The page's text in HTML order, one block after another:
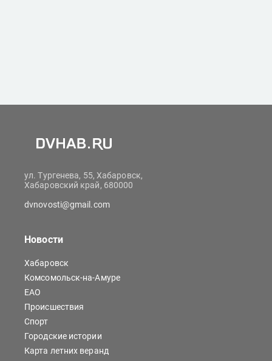
ул. Тургенева, 55, Хабаровск,
Хабаровский край, 680000
dvnovosti@gmail.com
Новости
Хабаровск
Комсомольск-на-Амуре
ЕАО
Происшествия
Спорт
Городские истории
Карта летних веранд